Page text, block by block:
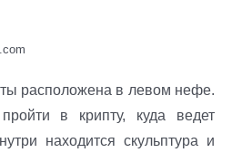
расположена в левом нефе.
в крипту, куда ведет
находится скульптура и